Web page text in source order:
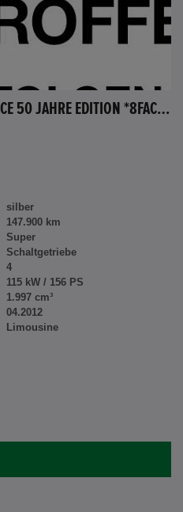
HONDA ACCORD 2.0 ELEGANCE 50 JAHRE EDITION *8FACH BEREIFT*
silber
147.900 km
Super
Schaltgetriebe
4
115 kW / 156 PS
1.997 cm³
04.2012
Limousine